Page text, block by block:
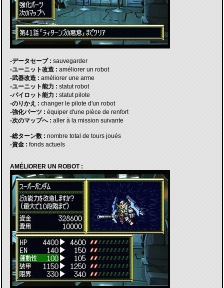
-データセーブ : sauvegarder
-ユーニット改造 : améliorer un robot
-武器改造 : améliorer une arme
-ユーニット能力 : statut robot
-パイロット能力 : statut pilote
-のりかえ : changer le pilote d'un robot
-強化パーツ : équiper d'une pièce de renfort
-次のマップへ : aller à la mission suivante
-総ターン数 : nombre total de tours joués
-資金 : fonds actuels
AMÉLIORER UN ROBOT :